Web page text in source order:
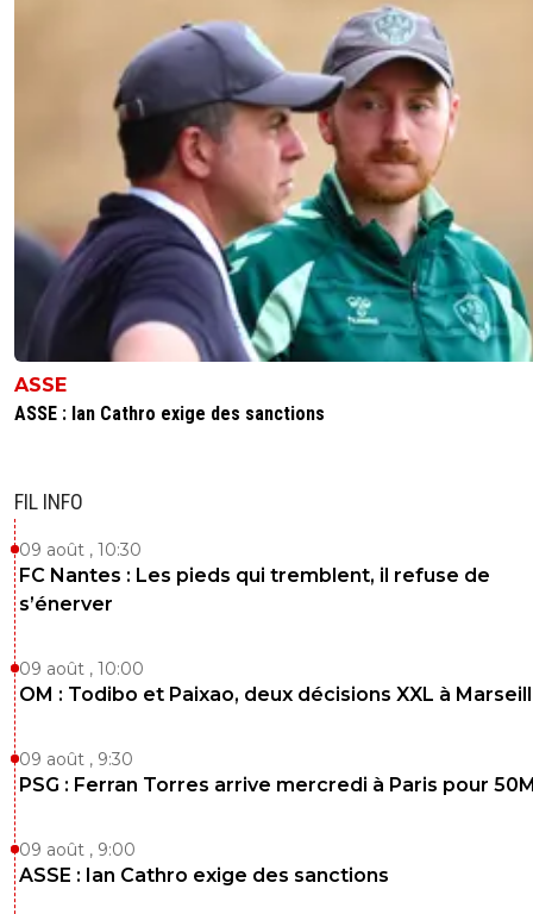
ASSE
ASSE : Ian Cathro exige des sanctions
FIL INFO
09 août , 10:30
FC Nantes : Les pieds qui tremblent, il refuse de
s’énerver
09 août , 10:00
OM : Todibo et Paixao, deux décisions XXL à
09 août , 9:30
PSG : Ferran Torres arrive mercredi à Paris pour
09 août , 9:00
ASSE : Ian Cathro exige des sanctions